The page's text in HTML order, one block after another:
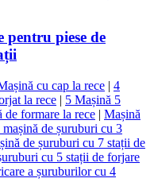
pentru piese de
cu cap la rece | 4
la rece | 5 Mașină 5
de formare la rece | Mașină
mașină de șuruburi cu 3
de șuruburi cu 7 stații de
cu 5 stații de forjare
a șuruburilor cu 4